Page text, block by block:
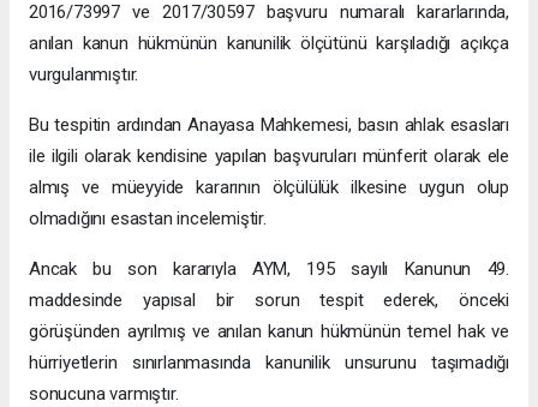
2016/73997 ve 2017/30597 başvuru numaralı kararlarında,
anılan kanun hükmünün kanunilik ölçütünü karşıladığı açıkça
vurgulanmıştır.
Bu tespitin ardından Anayasa Mahkemesi, basın ahlak esasları
ile ilgili olarak kendisine yapılan başvuruları münferit olarak ele
almış ve müeyyide kararının ölçülülük ilkesine uygun olup
olmadığını esastan incelemiştir.
Ancak bu son kararıyla AYM, 195 sayılı Kanunun 49.
maddesinde yapısal bir sorun tespit ederek, önceki
görüşünden ayrılmış ve anılan kanun hükmünün temel hak ve
hürriyetlerin sınırlanmasında kanunilik unsurunu taşımadığı
sonucuna varmıştır.